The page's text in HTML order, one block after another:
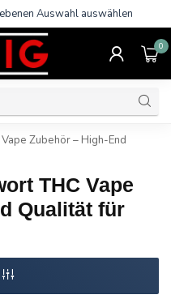
Auswahl auswählen
0
Zubehör – High-End
THC Vape
Qualität für